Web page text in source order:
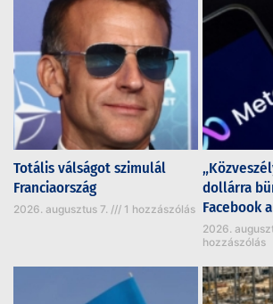
Totális válságot szimulál
Franciaország
2026. augusztus 7. 1 hozzászólás
dollárra
Facebook
2026.
hozzászólás